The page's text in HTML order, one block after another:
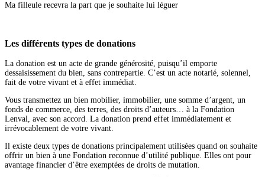
Ma filleule recevra la part que je souhaite lui léguer
Les différents types de donations
La donation est un acte de grande générosité, puisqu’il emporte
dessaisissement du bien, sans contrepartie. C’est un acte notarié, solennel,
fait de votre vivant et à effet immédiat.
Vous transmettez un bien mobilier, immobilier, une somme d’argent, un
fonds de commerce, des terres, des droits d’auteurs… à la Fondation
Lenval, avec son accord. La donation prend effet immédiatement et
irrévocablement de votre vivant.
Il existe deux types de donations principalement utilisées quand on souhaite
offrir un bien à une Fondation reconnue d’utilité publique. Elles ont pour
avantage financier d’être exemptées de droits de mutation.